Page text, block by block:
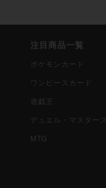
注目商品一覧
ポケモンカード
ワンピースカード
遊戯王
デュエル・マスターズ
MTG